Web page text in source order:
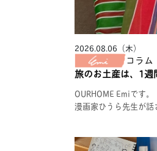
2026.08.06（木）
コラム
旅のお土産は、1週
OURHOME Emiです
漫画家ひうら先生が話